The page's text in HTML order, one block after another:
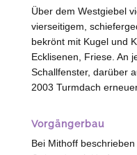
Über dem Westgiebel
vierseitigem,
bekrönt mit Kugel und
Ecklisenen, Friese. An
Schallfenster, darüber
2003 Turmdach
Vorgängerbau
Bei Mithoff